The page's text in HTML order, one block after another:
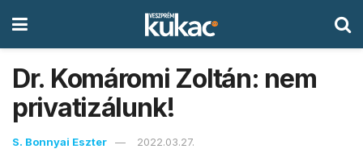
Dr. Komáromi Zoltán: nem
privatizálunk!
S. Bonnyai Eszter 2022.03.27.